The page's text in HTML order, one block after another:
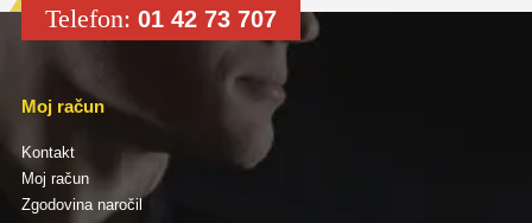
Telefon: 01 42 73 707
Moj račun
Kontakt
Moj račun
Zgodovina naročil